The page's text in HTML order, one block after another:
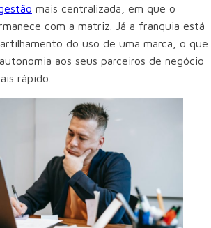
mais centralizada, em que o
com a matriz. Já a franquia está
do uso de uma marca, o que
aos seus parceiros de negócio
rápido.